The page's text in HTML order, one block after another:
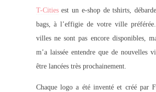
T-Citiesest un e-shop de tshirts,
bags, à l’effigie de votre ville
villes ne sont pas encore disponibles,
m’a laissée entendre que de nouvelles
être lancées très prochainement.
Chaque logo a été inventé et créé par